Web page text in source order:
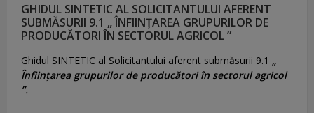
GHIDUL SINTETIC AL SOLICITANTULUI AFERENT
SUBMĂSURII 9.1 „ ÎNFIINȚAREA GRUPURILOR DE
PRODUCĂTORI ÎN SECTORUL AGRICOL ”
Ghidul SINTETIC al Solicitantului aferent submăsurii 9.1 „
Înființarea grupurilor de producători în sectorul agricol
”.